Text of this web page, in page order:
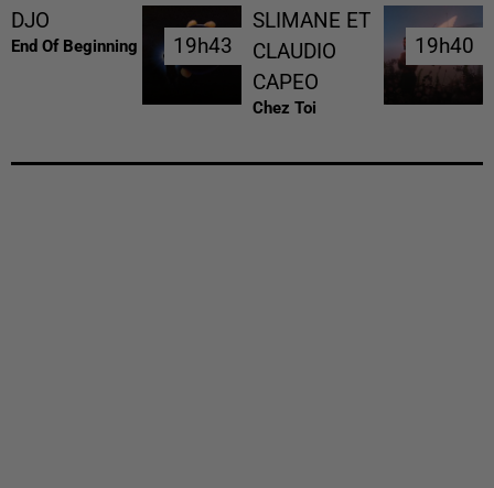
DJO
End Of Beginning 19h43
19h43
SLIMANE ET
CLAUDIO
CAPEO
Chez Toi
19h40
19h40